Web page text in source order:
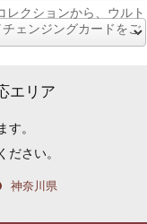
レクションから、ウルト
ェンジングカードをご
エリア
す。
ださい。
神奈川県